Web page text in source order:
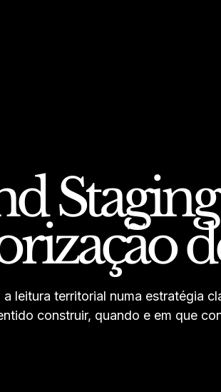
leitura territorial numa estratégia
construir, quando e em que